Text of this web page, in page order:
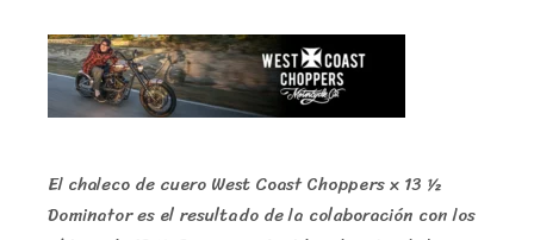
El chaleco de cuero West Coast Choppers x 13 ½
Dominator es el resultado de la colaboración con los